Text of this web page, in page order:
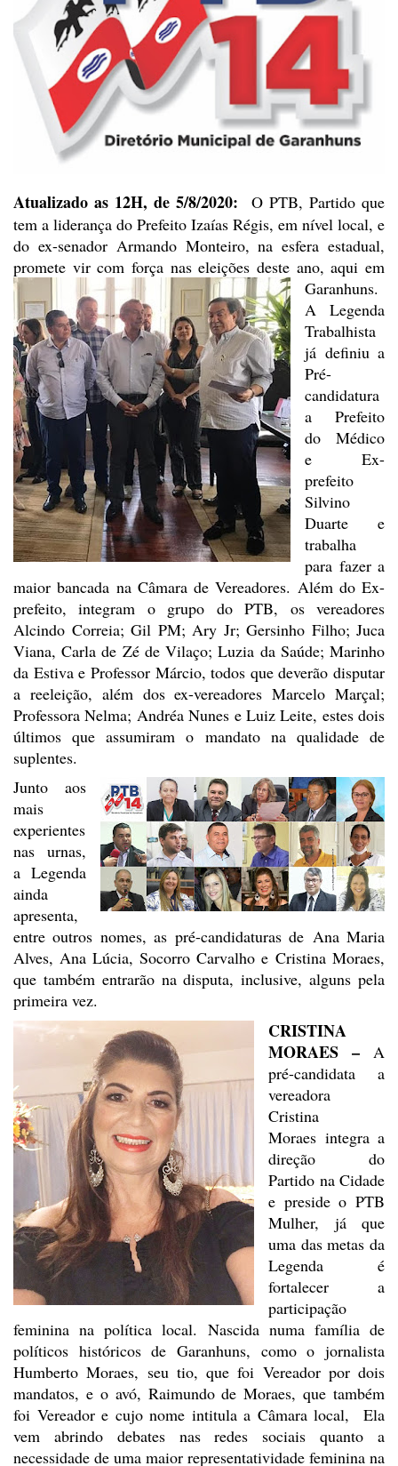
Atualizado as 12H, de 5/8/2020:
O PTB, Partido que
tem a liderança do Prefeito Izaías Régis, em nível local, e
do ex-senador ArmandoMonteiro, na esfera estadual,
promete vir com força nas eleições deste ano, aqui em
Garanhuns.
A Legenda
Trabalhista
já definiu a
Pré-
candidatura
a Prefeito
do Médico
e Ex-
prefeito
Silvino
Duarte e
trabalha
para fazer a
maior bancada na Câmara de Vereadores. Além do Ex-
prefeito, integram o grupo do PTB, os vereadores
Alcindo Correia; Gil PM; Ary Jr; Gersinho Filho; Juca
Viana, Carla de Zé de Vilaço; Luzia da Saúde; Marinho
da Estiva e Professor Márcio, todos que deverão disputar
a reeleição, além dos ex-vereadores Marcelo Marçal;
Professora Nelma; Andréa Nunes e Luiz Leite, estes dois
últimos que assumiram o mandato na qualidade de
suplentes.
Junto aos
mais
experientes
nas urnas,
a Legenda
ainda
apresenta,
entre outros nomes, as pré-candidaturas de Ana Maria
Alves, Ana Lúcia, Socorro Carvalho e Cristina Moraes,
que também entrarão na disputa, inclusive, alguns pela
primeira vez.
CRISTINA
MORAES – A
pré-candidata a
vereadora
Cristina
Moraes integra a
direção do
Partido na Cidade
e preside o PTB
Mulher, já que
uma das metas da
Legenda é
fortalecer a
participação
feminina na política local. Nascida numa família de
políticos históricos de Garanhuns, como o jornalista
Humberto Moraes, seu tio, que foi Vereador por dois
mandatos, e o avó, Raimundo de Moraes, que também
foi Vereador e cujo nome intitula a Câmara local, Ela
vem abrindo debates nas redes sociais quanto a
necessidade de uma maior representatividade feminina na